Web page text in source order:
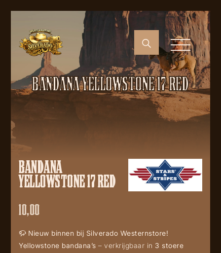
BANDANA YELLOWSTONE 17 RED
BANDANA
YELLOWSTONE 17 RED
10,00
🦬 Nieuw binnen bij Silverado Westernstore!
Yellowstone bandana’s – verkrijgbaar in 3 stoere